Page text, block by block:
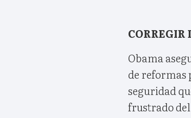
CORREGIR
Obama
de reformas
seguridad
frustrado